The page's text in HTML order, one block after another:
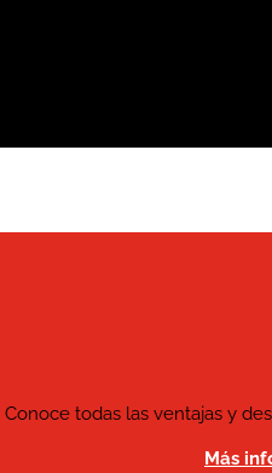
Conoce todas las ventajas y
Más